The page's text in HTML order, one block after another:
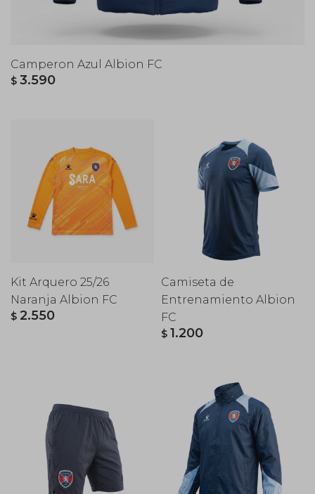
Camperon Azul Albion FC
$ 3.590
Kit Arquero 25/26
Naranja Albion FC
$ 2.550
Camiseta de
Entrenamiento Albion
FC
$ 1.200